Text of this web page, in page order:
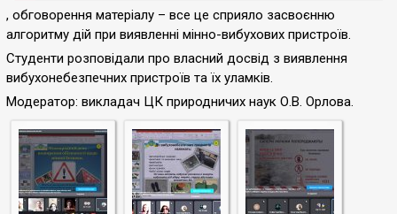
, обговорення матеріалу – все це сприяло засвоєнню
алгоритму дій при виявленні мінно-вибухових пристроїв.
Студенти розповідали про власний досвід з виявлення
вибухонебезпечних пристроїв та їх уламків.
Модератор: викладач ЦК природничих наук О.В. Орлова.